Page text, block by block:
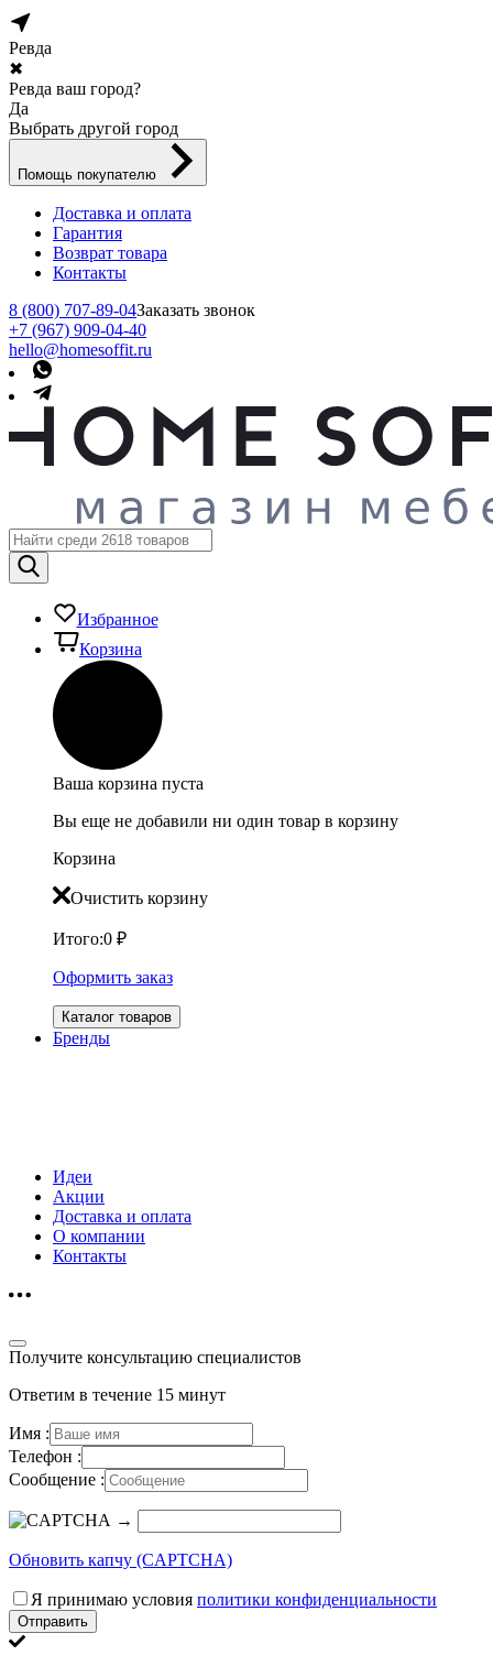
Ревда
✖
Ревда ваш город?
Да
Выбрать другой город
Помощь покупателю
Доставка и оплата
Гарантия
Возврат товара
Контакты
8 (800) 707-89-04Заказать звонок
+7 (967) 909-04-40
hello@homesoffit.ru
Избранное
Корзина
Ваша корзина пуста
Вы еще не добавили ни один товар в корзину
Корзина
Очистить корзину
Итого:0 ₽
Оформить заказ
Каталог товаров
Бренды
Идеи
Акции
Доставка и оплата
О компании
Контакты
Получите консультацию специалистов
Ответим в течение 15 минут
Имя :
Телефон :
Сообщение :
→
Обновить капчу (CAPTCHA)
Я принимаю условия политики конфиденциальности
Отправить